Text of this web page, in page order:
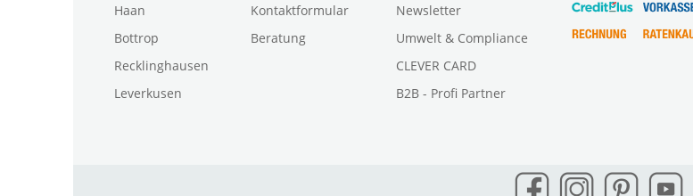
Haan
Bottrop
Recklinghausen
Leverkusen
Kontaktformular
Beratung
Newsletter
Umwelt & Compliance
CLEVER CARD
B2B - Profi Partner